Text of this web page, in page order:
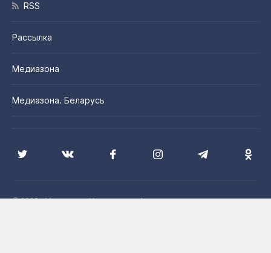
RSS
Рассылка
Медиазона
Медиазона. Беларусь
© 2026 «Медиазона Центральная Азия»